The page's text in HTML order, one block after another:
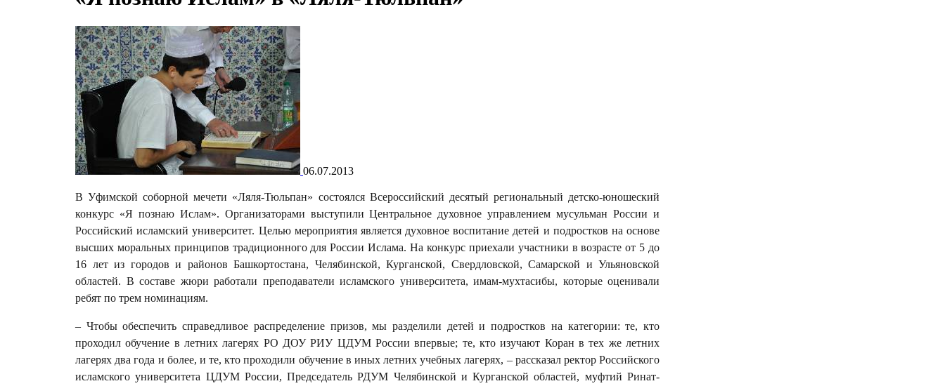
06.07.2013
В Уфимской соборной мечети «Ляля-Тюльпан» состоялся Всероссийский десятый региональный детско-юношеский
конкурс «Я познаю Ислам». Организаторами выступили Центральное духовное управлением мусульман России и
Российский исламский университет. Целью мероприятия является духовное воспитание детей и подростков на основе
высших моральных принципов традиционного для России Ислама. На конкурс приехали участники в возрасте от 5 до
16 лет из городов и районов Башкортостана, Челябинской, Курганской, Свердловской, Самарской и Ульяновской
областей. В составе жюри работали преподаватели исламского университета, имам-мухтасибы, которые оценивали
ребят по трем номинациям.
– Чтобы обеспечить справедливое распределение призов, мы разделили детей и подростков на категории: те, кто
проходил обучение в летних лагерях РО ДОУ РИУ ЦДУМ России впервые; те, кто изучают Коран в тех же летних
лагерях два года и более, и те, кто проходили обучение в иных летних учебных лагерях, – рассказал ректор Российского
исламского университета ЦДУМ России, Председатель РДУМ Челябинской и Курганской областей, муфтий Ринат-